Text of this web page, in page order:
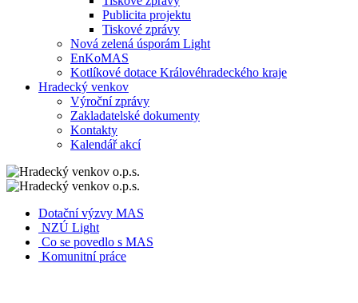
Publicita projektu
Tiskové zprávy
Nová zelená úsporám Light
EnKoMAS
Kotlíkové dotace Královéhradeckého kraje
Hradecký venkov
Výroční zprávy
Zakladatelské dokumenty
Kontakty
Kalendář akcí
Dotační výzvy MAS
NZÚ Light
Co se povedlo s MAS
Komunitní práce